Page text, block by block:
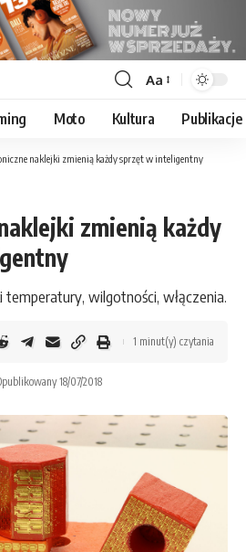
Font
Resizer
Aa
Moto Kultura Publikacje
naklejki zmienią każdy sprzęt w inteligentny
zmienią każdy
temperatury, wilgotności, włączenia.
18/07/2018
1 minut(y) czytania